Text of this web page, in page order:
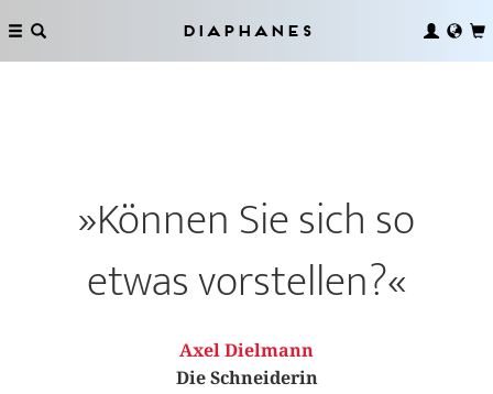
Diaphanes
»Können Sie sich so
etwas vorstellen?«
Axel Dielmann
Die Schneiderin